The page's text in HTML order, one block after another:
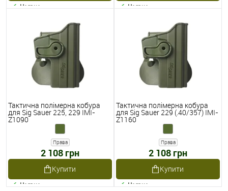
Наявне
Наявне
Тактична полімерна кобура
для Sig Sauer 225, 229 IMI-
Z1090
Права
2 108 грн
Купити
Наявне
Тактична полімерна кобура
для Sig Sauer 229 (.40/357) IMI-
Z1160
Права
2 108 грн
Купити
Наявне